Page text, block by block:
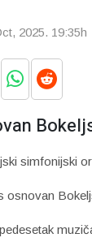
2025. 19:35h
simfonijski
osnovan